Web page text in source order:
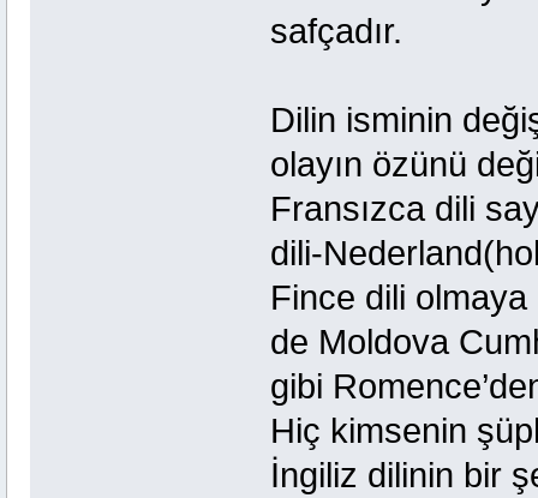
safçadır.
Dilin isminin
olayın özünü
Fransızca dili
dili-
Fince dili
de Moldova
gibi
Hiç kimsenin
İngiliz dilinin bir